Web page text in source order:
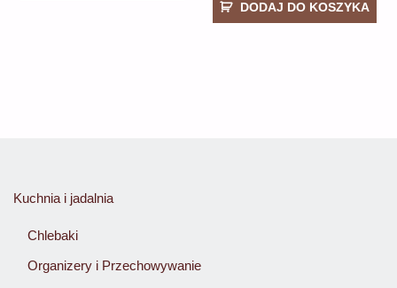
DODAJ DO KOSZYKA
Kuchnia i jadalnia
Chlebaki
Organizery i Przechowywanie